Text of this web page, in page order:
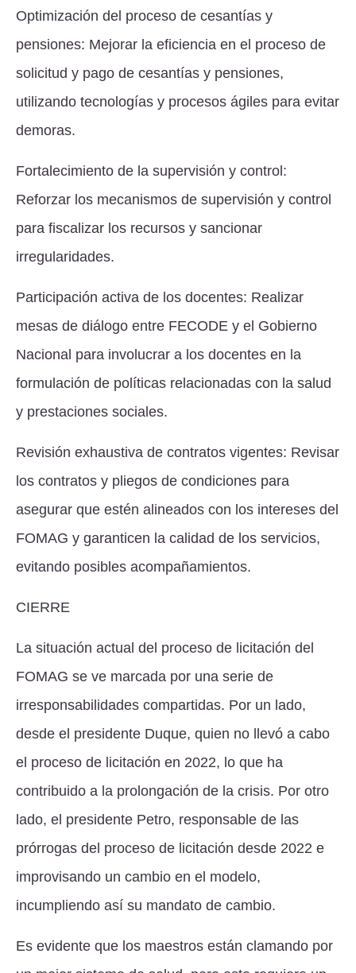
Optimización del proceso de cesantías y
pensiones: Mejorar la eficiencia en el proceso de
solicitud y pago de cesantías y pensiones,
utilizando tecnologías y procesos ágiles para evitar
demoras.
Fortalecimiento de la supervisión y control:
Reforzar los mecanismos de supervisión y control
para fiscalizar los recursos y sancionar
irregularidades.
Participación activa de los docentes: Realizar
mesas de diálogo entre FECODE y el Gobierno
Nacional para involucrar a los docentes en la
formulación de políticas relacionadas con la salud
y prestaciones sociales.
Revisión exhaustiva de contratos vigentes: Revisar
los contratos y pliegos de condiciones para
asegurar que estén alineados con los intereses del
FOMAG y garanticen la calidad de los servicios,
evitando posibles acompañamientos.
CIERRE
La situación actual del proceso de licitación del
FOMAG se ve marcada por una serie de
irresponsabilidades compartidas. Por un lado,
desde el presidente Duque, quien no llevó a cabo
el proceso de licitación en 2022, lo que ha
contribuido a la prolongación de la crisis. Por otro
lado, el presidente Petro, responsable de las
prórrogas del proceso de licitación desde 2022 e
improvisando un cambio en el modelo,
incumpliendo así su mandato de cambio.
Es evidente que los maestros están clamando por